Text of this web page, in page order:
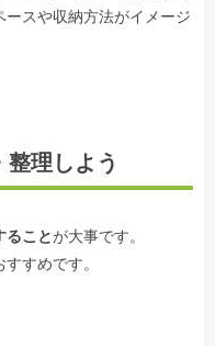
スや収納方法がイメージ
理しよう
ることが大事です。
すすめです。